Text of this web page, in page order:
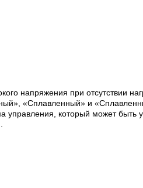
напряжения при отсутствии
«Сплавленный» и
который может быть